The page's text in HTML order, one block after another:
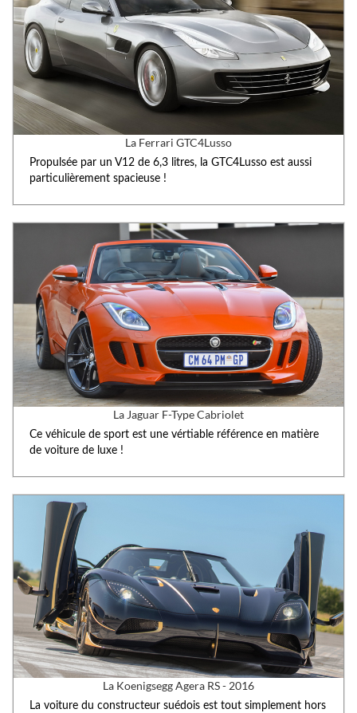
La Ferrari GTC4Lusso
Propulsée par un V12 de 6,3 litres, la GTC4Lusso est aussi
particulièrement spacieuse !
La Jaguar F-Type Cabriolet
Ce véhicule de sport est une vértiable référence en matière
de voiture de luxe !
La Koenigsegg Agera RS - 2016
La voiture du constructeur suédois est tout simplement hors